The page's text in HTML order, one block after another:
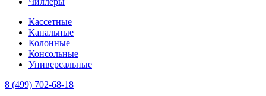
Кассетные
Канальные
Колонные
Консольные
Универсальные
8 (499) 702-68-18